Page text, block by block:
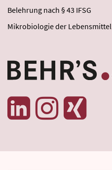
Belehrung nach § 43 IFSG
Mikrobiologie der Lebensmittel